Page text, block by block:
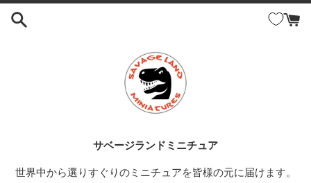
コ
サベージランドミニチュア
世界中から選りすぐりのミニチュアを皆様の元に届けます。